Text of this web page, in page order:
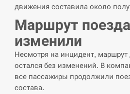
12:53
США обсуждают лицензии
Украины, несмотря на
СЕРПЕНЬ
Латвія готова направити до
движения составила около
Маршрут
изменили
Несмотря на инцидент,
остался без изменений. В
все пассажиры продолжили
состава.